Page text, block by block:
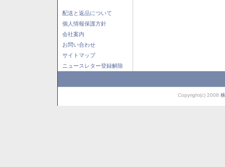
配送と返品について
個人情報保護方針
会社案内
お問い合わせ
サイトマップ
ニュースレター登録解除
Copyright(c) 2008